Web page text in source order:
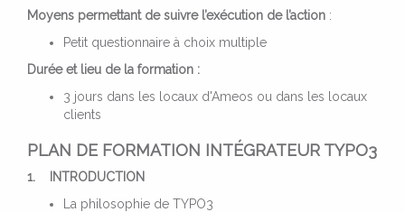
Moyens permettant de suivre l’exécution de l’action :
Petit questionnaire à choix multiple
Durée et lieu de la formation :
3 jours dans les locaux d'Ameos ou dans les locaux
clients
PLAN DE FORMATION INTÉGRATEUR TYPO3
1. INTRODUCTION
La philosophie de TYPO3